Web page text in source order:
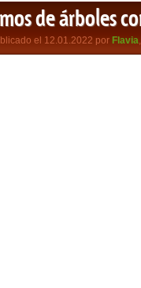
de árboles
el 12.01.2022 por Flavia,